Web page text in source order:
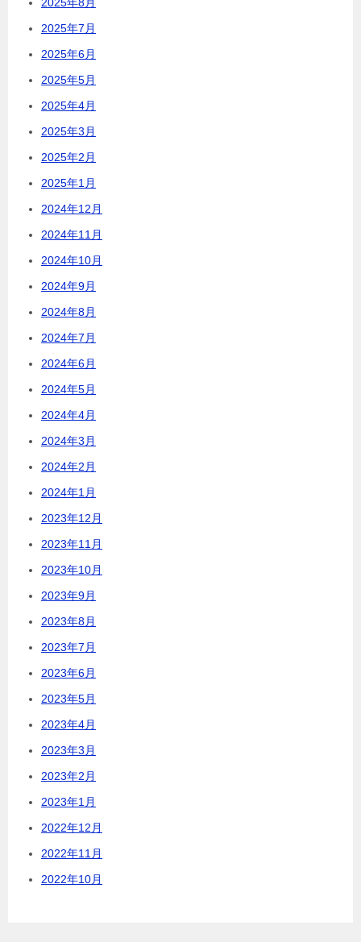
2025年7月
2025年6月
2025年5月
2025年4月
2025年3月
2025年2月
2025年1月
2024年12月
2024年11月
2024年10月
2024年9月
2024年8月
2024年7月
2024年6月
2024年5月
2024年4月
2024年3月
2024年2月
2024年1月
2023年12月
2023年11月
2023年10月
2023年9月
2023年8月
2023年7月
2023年6月
2023年5月
2023年4月
2023年3月
2023年2月
2023年1月
2022年12月
2022年11月
2022年10月